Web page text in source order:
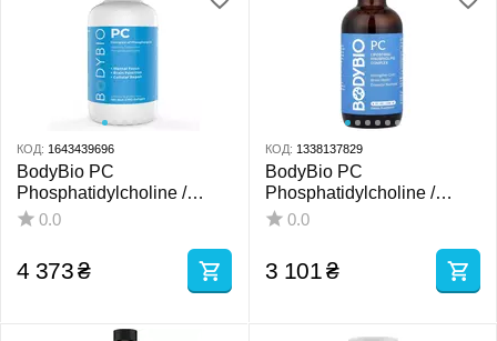
КОД: 1643439696
BodyBio PC
Phosphatidylcholine /
Фосфатидилхолин
0.0
4 373₴
КОД: 1338137829
BodyBio PC
Phosphatidylcholine /
Фосфатидилхолин
0.0
3 101₴